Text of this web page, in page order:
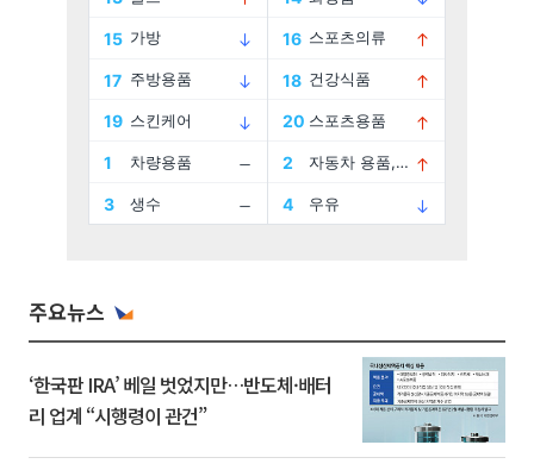
주요뉴스
‘한국판 IRA’ 베일 벗었지만…반도체·배터
리 업계 “시행령이 관건”